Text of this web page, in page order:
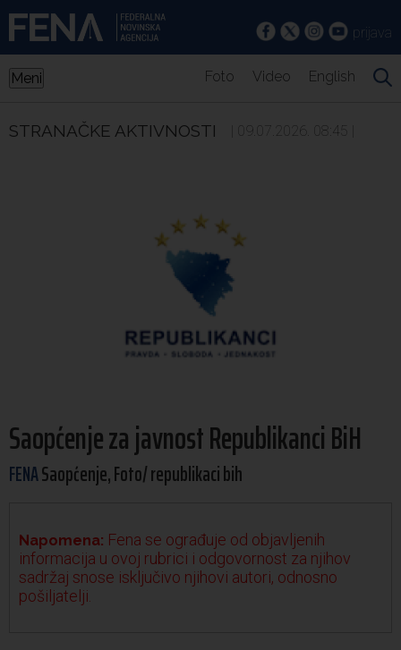
prijava
Meni Foto Video English
STRANAČKE AKTIVNOSTI | 09.07.2026. 08:45 |
Saopćenje za javnost Republikanci BiH
FENASaopćenje, Foto/ republikaci bih
Napomena: Fena se ograđuje od objavljenih
informacija u ovoj rubrici i odgovornost za njihov
sadržaj snose isključivo njihovi autori, odnosno
pošiljatelji.